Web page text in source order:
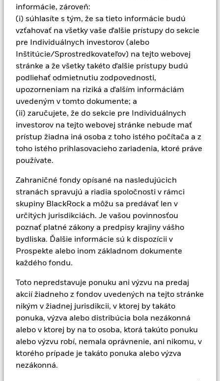
informácie, zároveň:
(i) súhlasíte s tým, že sa tieto informácie budú
vzťahovať na všetky vaše ďalšie prístupy do sekcie
pre Individuálnych investorov (alebo
Inštitúcie/Sprostredkovateľov) na tejto webovej
stránke a že všetky takéto ďalšie prístupy budú
podliehať odmietnutiu zodpovednosti,
upozorneniam na riziká a ďalším informáciám
uvedeným v tomto dokumente; a
(ii) zaručujete, že do sekcie pre Individuálnych
investorov na tejto webovej stránke nebude mať
prístup žiadna iná osoba z toho istého počítača a z
toho istého prihlasovacieho zariadenia, ktoré práve
používate.
Zahraničné fondy opísané na nasledujúcich
stranách spravujú a riadia spoločnosti v rámci
skupiny BlackRock a môžu sa predávať len v
určitých jurisdikciách. Je vašou povinnosťou
poznať platné zákony a predpisy krajiny vášho
bydliska. Ďalšie informácie sú k dispozícii v
Prospekte alebo inom základnom dokumente
každého fondu.
Toto nepredstavuje ponuku ani výzvu na predaj
akcií žiadneho z fondov uvedených na tejto stránke
nikým v žiadnej jurisdikcii, v ktorej by takáto
ponuka, výzva alebo distribúcia bola nezákonná
alebo v ktorej by na to osoba, ktorá takúto ponuku
alebo výzvu robí, nemala oprávnenie, ani nikomu, v
ktorého prípade je takáto ponuka alebo výzva
nezákonná.
Sme investori
a investujeme ako správcovia v mene našich klientov
po celom svete. Ale to nie je všetko.
Sme vývojári technológií
a vďaka neustálym inováciám robíme investovanie
pohodlnejším, transparentnejším a cielenejším.
Sme fiduciári
a uprednostňujeme investičné potreby a ciele našich
klientov pred vlastnými.